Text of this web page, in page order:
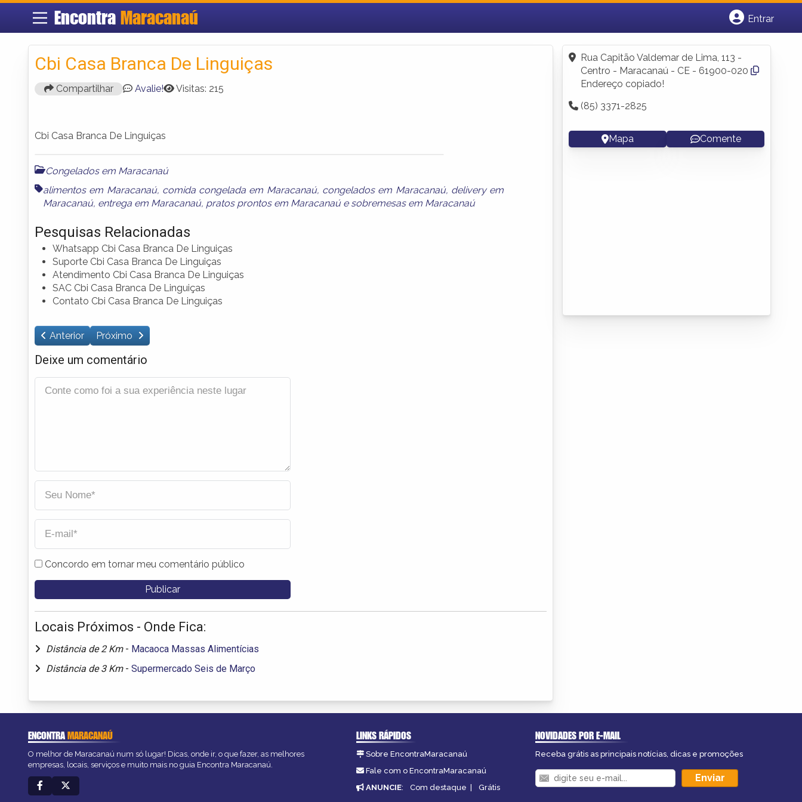
Encontra Maracanaú
Entrar
Fazer login
Criar conta
Cbi Casa Branca De Linguiças
Compartilhar Avalie! Visitas: 215
Cbi Casa Branca De Linguiças
Congelados em Maracanaú
alimentos em Maracanaú, comida congelada em Maracanaú, congelados em Maracanaú, delivery em
Maracanaú, entrega em Maracanaú, pratos prontos em Maracanaúe sobremesas em Maracanaú
Pesquisas Relacionadas
Whatsapp Cbi Casa Branca De Linguiças
Suporte Cbi Casa Branca De Linguiças
Atendimento Cbi Casa Branca De Linguiças
SAC Cbi Casa Branca De Linguiças
Contato Cbi Casa Branca De Linguiças
Anterior Próximo
Deixe um comentário
Concordo em tornar meu comentário público
Locais Próximos - Onde Fica:
Distância de 2 Km - Macaoca Massas Alimentícias
Distância de 3 Km - Supermercado Seis de Março
Rua Capitão Valdemar de Lima, 113 -
Centro - Maracanaú - CE - 61900-020
Endereço copiado!
(85) 3371-2825
Mapa Comente
ENCONTRAMARACANAÚ
O melhor de Maracanaú num só lugar! Dicas, onde ir, o que fazer, as melhores
empresas, locais, serviços e muito mais no guia Encontra Maracanaú.
LINKS RÁPIDOS
Sobre EncontraMaracanaú
Fale com o EncontraMaracanaú
ANUNCIE: Com destaque | Grátis
NOVIDADES POR E-MAIL
Receba grátis as principais notícias, dicas e promoções